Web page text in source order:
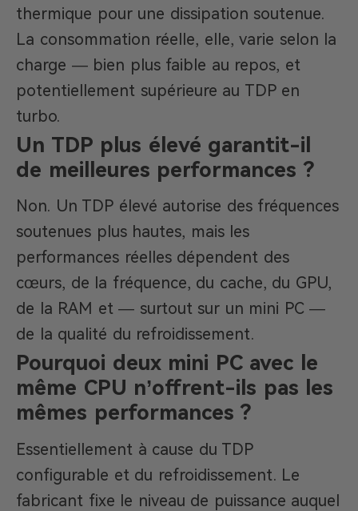
thermique pour une dissipation soutenue.
La consommation réelle, elle, varie selon la
charge — bien plus faible au repos, et
potentiellement supérieure au TDP en
turbo.
Un TDP plus élevé garantit-il
de meilleures performances ?
Non. Un TDP élevé autorise des fréquences
soutenues plus hautes, mais les
performances réelles dépendent des
cœurs, de la fréquence, du cache, du GPU,
de la RAM et — surtout sur un mini PC —
de la qualité du refroidissement.
Pourquoi deux mini PC avec le
même CPU n’offrent-ils pas les
mêmes performances ?
Essentiellement à cause du TDP
configurable et du refroidissement. Le
fabricant fixe le niveau de puissance auquel